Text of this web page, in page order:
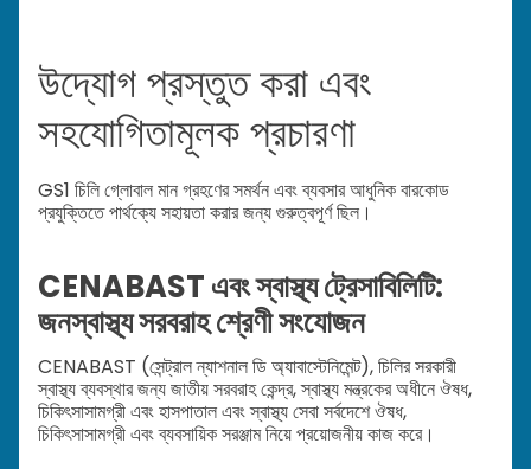
উদ্যোগ প্রস্তুত করা এবং
সহযোগিতামূলক প্রচারণা
GS1 চিলি গ্লোবাল মান গ্রহণের সমর্থন এবং ব্যবসার আধুনিক বারকোড
প্রযুক্তিতে পার্থক্যে সহায়তা করার জন্য গুরুত্বপূর্ণ ছিল।
CENABAST এবং স্বাস্থ্য ট্রেসাবিলিটি:
জনস্বাস্থ্য সরবরাহ শ্রেণী সংযোজন
CENABAST (সেন্ট্রাল ন্যাশনাল ডি অ্যাবাস্টেনিমেন্ট), চিলির সরকারী
স্বাস্থ্য ব্যবস্থার জন্য জাতীয় সরবরাহ কেন্দ্র, স্বাস্থ্য মন্ত্রকের অধীনে ঔষধ,
চিকিৎসাসামগ্রী এবং হাসপাতাল এবং স্বাস্থ্য সেবা সর্বদেশে ঔষধ,
চিকিৎসাসামগ্রী এবং ব্যবসায়িক সরঞ্জাম নিয়ে প্রয়োজনীয় কাজ করে।